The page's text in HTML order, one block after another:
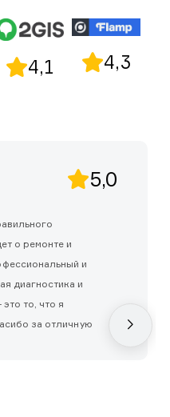
4,1 4,3
5,0
о ремонте и
и
диагностика и
то, что я
за отличную